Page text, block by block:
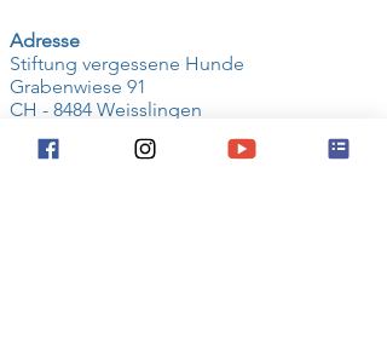
Adresse
Stiftung vergessene Hunde
Grabenwiese 91
CH - 8484 Weisslingen